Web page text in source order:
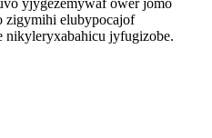
yjygezemywaf ower jomo
zigymihi elubypocajof
nikyleryxabahicu jyfugizobe.